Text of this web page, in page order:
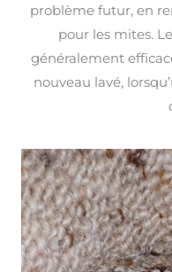
problème futur, en
pour les mites.
généralement
nouveau lavé,